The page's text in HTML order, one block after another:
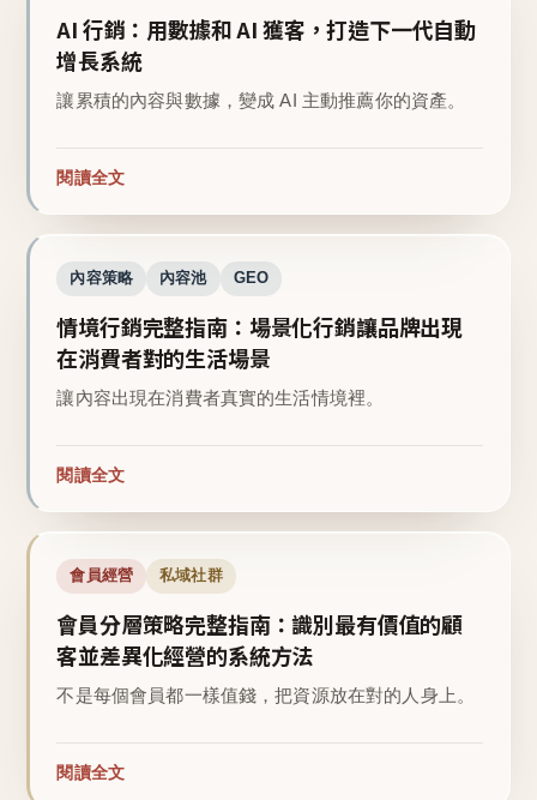
AI 行銷：用數據和 AI 獲客，打造下一代自動
增長系統
讓累積的內容與數據，變成 AI 主動推薦你的資產。
閱讀全文
內容策略 內容池 GEO
情境行銷完整指南：場景化行銷讓品牌出現
在消費者對的生活場景
讓內容出現在消費者真實的生活情境裡。
閱讀全文
會員經營 私域社群
會員分層策略完整指南：識別最有價值的顧
客並差異化經營的系統方法
不是每個會員都一樣值錢，把資源放在對的人身上。
閱讀全文